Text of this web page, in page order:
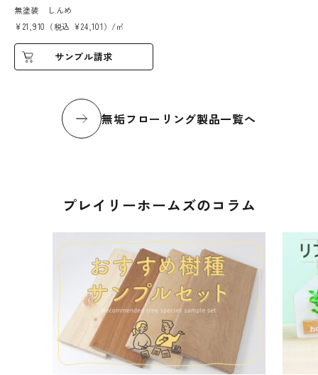
無塗装 しんめ
¥21,910（税込 ¥24,101）/㎡
サンプル請求
無垢フローリング製品一覧へ
プレイリーホームズのコラム